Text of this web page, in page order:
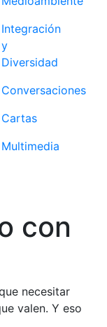
Integración
y
Diversidad
Conversaciones
Cartas
Multimedia
con
necesitar
valen. Y eso